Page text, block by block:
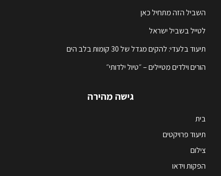
השביל הזה מתחיל כאן
לטייל בשביל ישראל
תיעוד בלעדי: להקים מגדל של 30 קומות בלב הים
הורים וילדים מטיילים – ״טיול ילדותי״
גישה מהירה
בית
תיעוד פרויקטים
צילום
הפקות וידאו